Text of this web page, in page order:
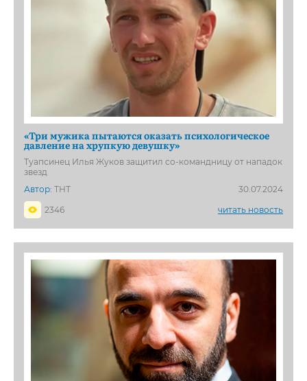
«Три мужика пытаются оказать психологическое
давление на хрупкую девушку»
Туапсинец Илья Жуков защитил со-командницу от нападок
звезд
Автор: ТНТ
30.07.2024
2346
читать новость